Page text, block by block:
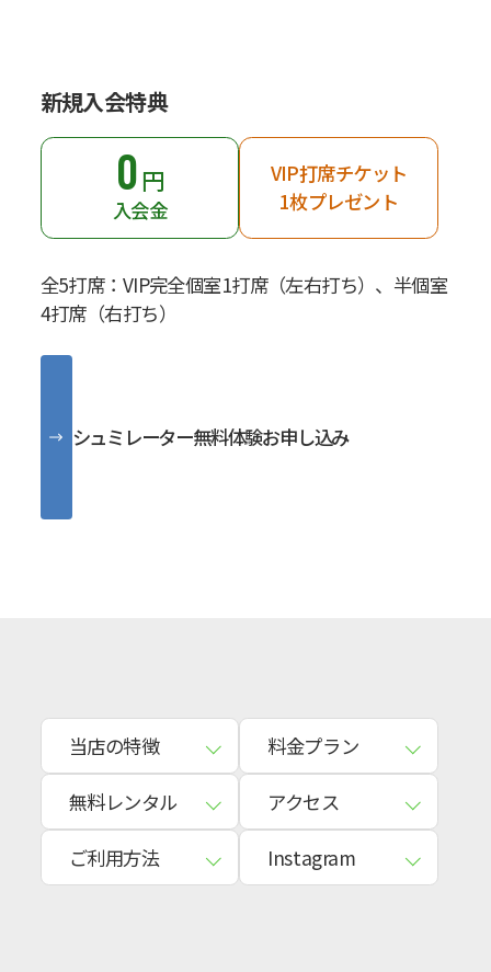
新規入会特典
0円
入会金
VIP打席チケット
1枚プレゼント
全5打席：VIP完全個室1打席（左右打ち）、半個室
4打席（右打ち）
シュミレーター無料体験お申し込み
当店の特徴 料金プラン
無料レンタル アクセス
ご利用方法 Instagram